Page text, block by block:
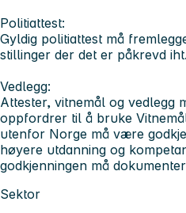
Politiattest:
Gyldig politiattest må
stillinger der det er påkrevd
Vedlegg:
Attester, vitnemål og vedlegg
oppfordrer til å bruke
utenfor Norge må være
høyere utdanning og
godkjenningen må
Sektor